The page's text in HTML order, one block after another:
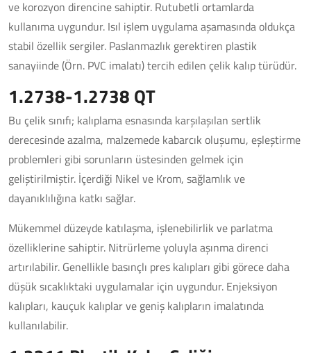
ve korozyon direncine sahiptir. Rutubetli ortamlarda
kullanıma uygundur. Isıl işlem uygulama aşamasında oldukça
stabil özellik sergiler. Paslanmazlık gerektiren plastik
sanayiinde (Örn. PVC imalatı) tercih edilen çelik kalıp türüdür.
1.2738-1.2738 QT
Bu çelik sınıfı; kalıplama esnasında karşılaşılan sertlik
derecesinde azalma, malzemede kabarcık oluşumu, eşleştirme
problemleri gibi sorunların üstesinden gelmek için
geliştirilmiştir. İçerdiği Nikel ve Krom, sağlamlık ve
dayanıklılığına katkı sağlar.
Mükemmel düzeyde katılaşma, işlenebilirlik ve parlatma
özelliklerine sahiptir. Nitrürleme yoluyla aşınma direnci
artırılabilir. Genellikle basınçlı pres kalıpları gibi görece daha
düşük sıcaklıktaki uygulamalar için uygundur. Enjeksiyon
kalıpları, kauçuk kalıplar ve geniş kalıpların imalatında
kullanılabilir.